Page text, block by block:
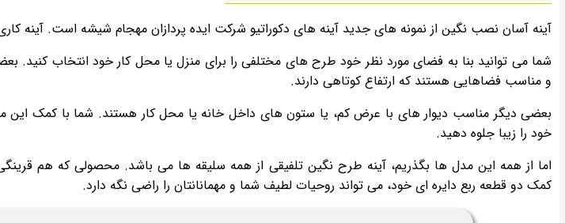
آینه آسان نصب نگین از نمونه های جدید آینه های دکوراتیو شرکت ایده پردازان مهجام شیشه است. آینه
شما می توانید بنا به فضای مورد نظر خود طرح های مختلفی را برای منزل یا محل کار خود انتخاب
و مناسب فضاهایی هستند که ارتفاع کوتاهی دارند.
بعضی دیگر مناسب دیوار های با عرض کم، یا ستون های داخل خانه یا محل کار هستند. شما با کمک این
خود را زیبا جلوه دهید.
اما از همه این مدل ها بگذریم، آینه طرح نگین تلفیقی از همه سلیقه ها می باشد. محصولی که هم
کمک دو قطعه ربع دایره ای خود، می تواند روحیات لطیف شما و مهمانانتان را راضی نگه دارد.